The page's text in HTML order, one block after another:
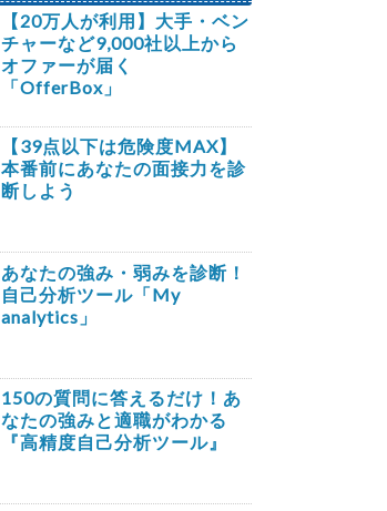
【20万人が利用】大手・ベン
チャーなど9,000社以上から
オファーが届く
「OfferBox」
【39点以下は危険度MAX】
本番前にあなたの面接力を診
断しよう
あなたの強み・弱みを診断！
自己分析ツール「My
analytics」
150の質問に答えるだけ！あ
なたの強みと適職がわかる
『高精度自己分析ツール』